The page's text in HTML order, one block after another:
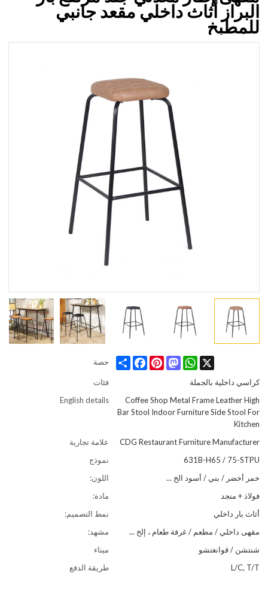
البراز أثاث داخلي مقعد جانبي
للمطبخ
حصة Share
FacebookPinterest
Mastodon
WhatsApp X
فئات
كراسي داخلية بالجملة
English details
Coffee Shop Metal Frame Leather High
Bar Stool Indoor Furniture Side Stool For
Kitchen
علامة تجارية
CDG Restaurant Furniture Manufacturer
نموذج
631B-H65 / 75-STPU
اللون:
خمر أخضر / بني / أسود الخ ...
مادة:
فولاذ + منجد
نمط التصميم:
أثاث بار داخلي
مشهد:
مقهى داخلي / مطعم / غرفة طعام ، إلخ ...
ميناء
شنتشن / قوانغتشو
طريقة الدفع
L/C, T/T